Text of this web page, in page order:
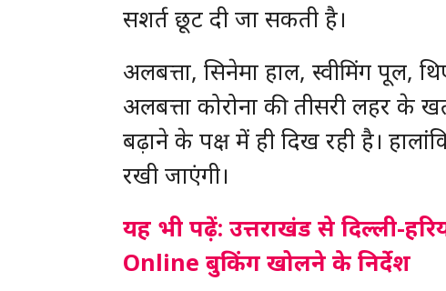
सशर्त छूट दी जा सकती है।
अलबत्ता, सिनेमा हाल, स्वीमिंग पूल,
अलबत्ता कोरोना की तीसरी लहर
बढ़ाने के पक्ष में ही दिख रही है।
रखी जाएंगी।
यह भी पढ़ें: उत्तराखंड से दिल्ली-
Online बुकिंग खोलने के निर्देश